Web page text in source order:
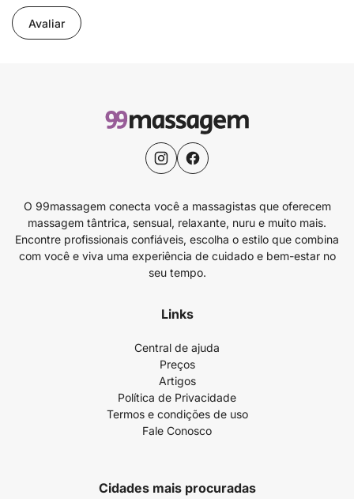
Avaliar
O 99massagem conecta você a massagistas que oferecem
massagem tântrica, sensual, relaxante, nuru e muito mais.
Encontre profissionais confiáveis, escolha o estilo que combina
com você e viva uma experiência de cuidado e bem-estar no
seu tempo.
Links
Central de ajuda
Preços
Artigos
Política de Privacidade
Termos e condições de uso
Fale Conosco
Cidades mais procuradas